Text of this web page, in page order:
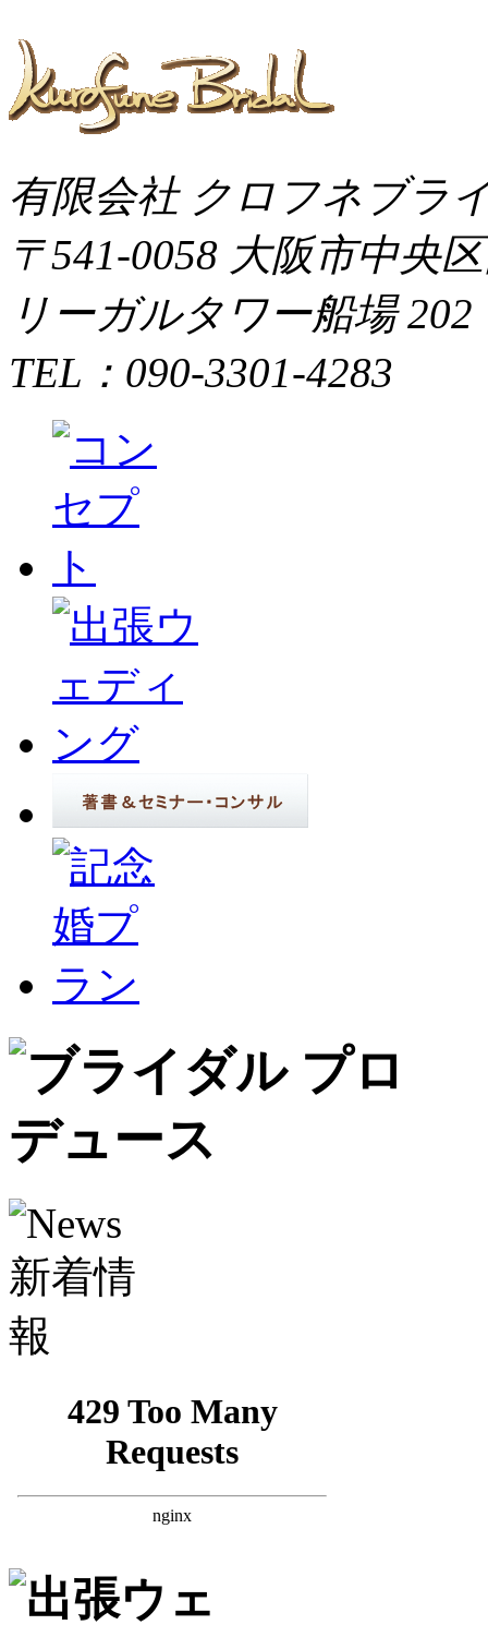
有限会社 クロフネブラ
〒541-0058 大阪市中央
リーガルタワー船場 202
TEL：090-3301-4283